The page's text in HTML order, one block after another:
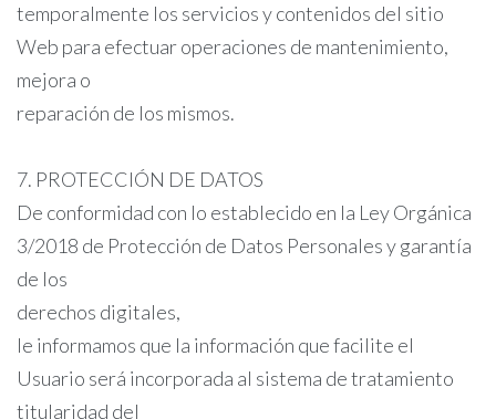
temporalmente los servicios y contenidos del sitio
Web para efectuar operaciones de mantenimiento,
mejora o
reparación de los mismos.
7. PROTECCIÓN DE DATOS
De conformidad con lo establecido en la Ley Orgánica
3/2018 de Protección de Datos Personales y garantía
de los
derechos digitales,
le informamos que la información que facilite el
Usuario será incorporada al sistema de tratamiento
titularidad del